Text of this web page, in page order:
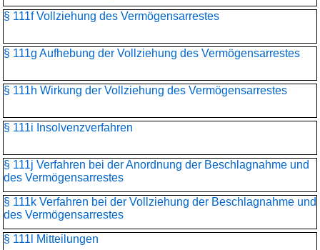
§ 111f Vollziehung des Vermögensarrestes
§ 111g Aufhebung der Vollziehung des Vermögensarrestes
§ 111h Wirkung der Vollziehung des Vermögensarrestes
§ 111i Insolvenzverfahren
§ 111j Verfahren bei der Anordnung der Beschlagnahme und
des Vermögensarrestes
§ 111k Verfahren bei der Vollziehung der Beschlagnahme und
des Vermögensarrestes
§ 111l Mitteilungen